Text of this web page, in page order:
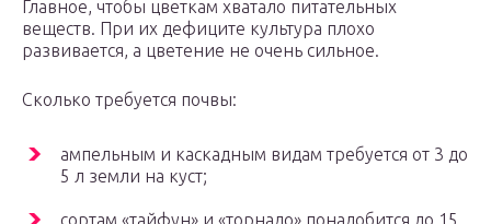
Главное, чтобы цветкам хватало питательных
веществ. При их дефиците культура плохо
развивается, а цветение не очень сильное.
Сколько требуется почвы:
ампельным и каскадным видам требуется от 3 до
5 л земли на куст;
сортам «тайфун» и «торнадо» понадобится до 15